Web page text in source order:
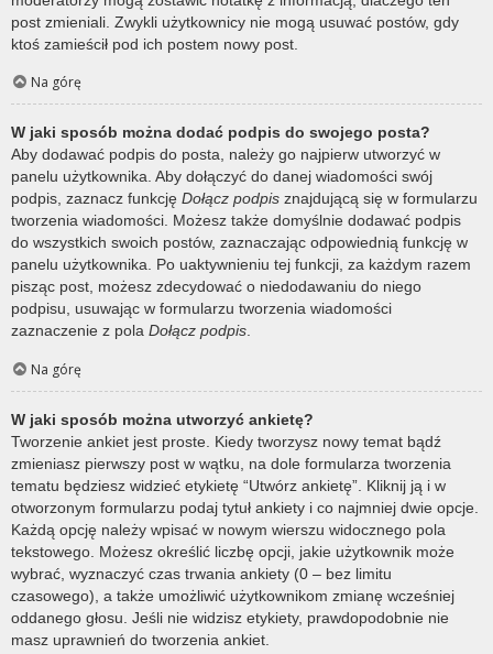
post zmieniali. Zwykli użytkownicy nie mogą usuwać postów, gdy
ktoś zamieścił pod ich postem nowy post.
Na górę
W jaki sposób można dodać podpis do swojego posta?
Aby dodawać podpis do posta, należy go najpierw utworzyć w
panelu użytkownika. Aby dołączyć do danej wiadomości swój
podpis, zaznacz funkcję Dołącz podpis znajdującą się w formularzu
tworzenia wiadomości. Możesz także domyślnie dodawać podpis
do wszystkich swoich postów, zaznaczając odpowiednią funkcję w
panelu użytkownika. Po uaktywnieniu tej funkcji, za każdym razem
pisząc post, możesz zdecydować o niedodawaniu do niego
podpisu, usuwając w formularzu tworzenia wiadomości
zaznaczenie z pola Dołącz podpis.
Na górę
W jaki sposób można utworzyć ankietę?
Tworzenie ankiet jest proste. Kiedy tworzysz nowy temat bądź
zmieniasz pierwszy post w wątku, na dole formularza tworzenia
tematu będziesz widzieć etykietę “Utwórz ankietę”. Kliknij ją i w
otworzonym formularzu podaj tytuł ankiety i co najmniej dwie opcje.
Każdą opcję należy wpisać w nowym wierszu widocznego pola
tekstowego. Możesz określić liczbę opcji, jakie użytkownik może
wybrać, wyznaczyć czas trwania ankiety (0 – bez limitu
czasowego), a także umożliwić użytkownikom zmianę wcześniej
oddanego głosu. Jeśli nie widzisz etykiety, prawdopodobnie nie
masz uprawnień do tworzenia ankiet.